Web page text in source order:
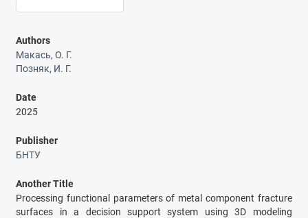
Authors
Макась, О. Г.
Позняк, И. Г.
Date
2025
Publisher
БНТУ
Another Title
Processing functional parameters of metal component fracture
surfaces in a decision support system using 3D modeling